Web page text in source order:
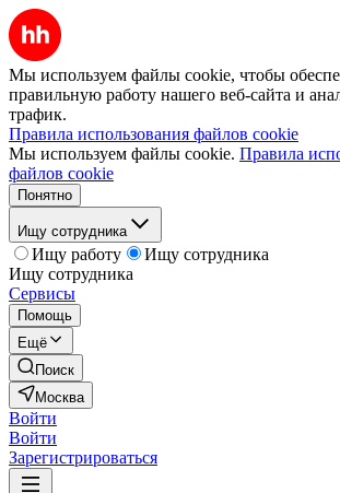
Мы используем файлы cookie, чтобы
правильную работу нашего веб-сайта и
трафик.
Правила использования файлов cookie
Мы используем файлы cookie. Правила
файлов cookie
Понятно
Ищу сотрудника
Ищу работу
Ищу сотрудника
Ищу сотрудника
Сервисы
Помощь
Ещё
Поиск
Москва
Войти
Войти
Зарегистрироваться